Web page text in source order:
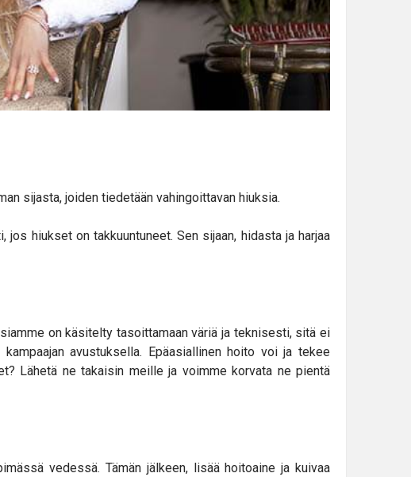
sijasta, joiden tiedetään vahingoittavan hiuksia.
hiukset on takkuuntuneet. Sen sijaan, hidasta ja harjaa
on käsitelty tasoittamaan väriä ja teknisesti, sitä ei
avustuksella. Epäasiallinen hoito voi ja tekee
Lähetä ne takaisin meille ja voimme korvata ne pientä
vedessä. Tämän jälkeen, lisää hoitoaine ja kuivaa